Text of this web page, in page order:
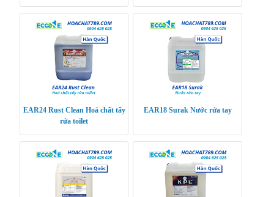
EAR24 Rust Clean Hoá chất tẩy
rửa toilet
EAR18 Surak Nước rửa tay